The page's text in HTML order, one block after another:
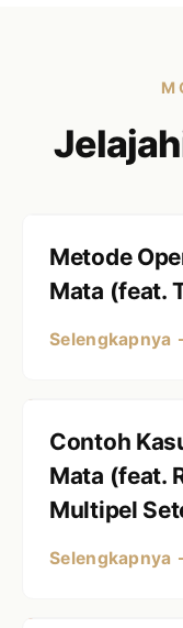
Metode
Mata (feat.
Selengkapnya
Contoh
Mata (feat.
Multipel
Mata
Selengkapnya